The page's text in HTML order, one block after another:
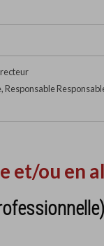
et/ou en